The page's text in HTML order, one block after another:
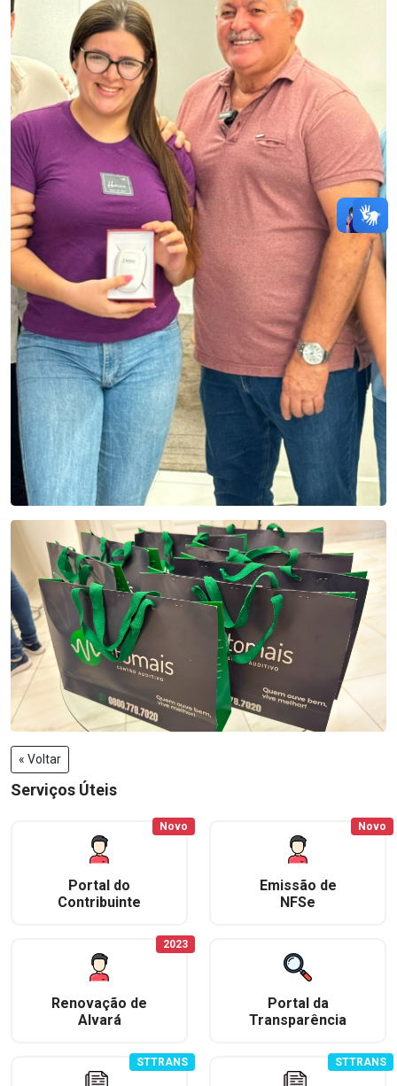
« Voltar
Serviços Úteis
Portal do
Contribuinte
Novo
Emissão de
NFSe
Novo
Renovação de
Alvará
2023
Portal da
Transparência
STTRANS STTRANS